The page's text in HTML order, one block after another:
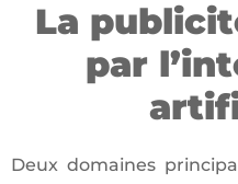
La
par
Deux domaines